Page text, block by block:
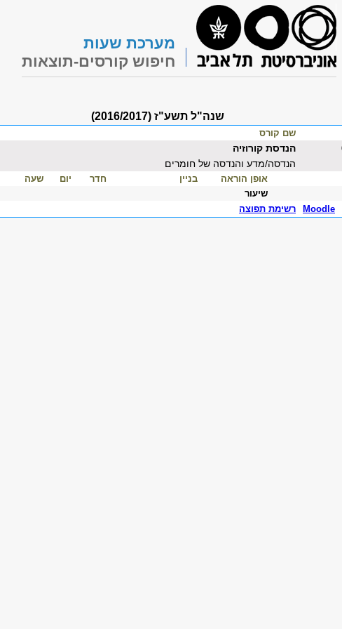
מערכת שעות
חיפוש קורסים-תוצאות
שנה"ל תשע"ז (2016/2017)
שם קורס
הנדסת קורוזיה
הנדסה/מדע והנדסה של חומרים
אופן הוראה בניין חדר יום שעה
שיעור
Moodle רשימת תפוצה